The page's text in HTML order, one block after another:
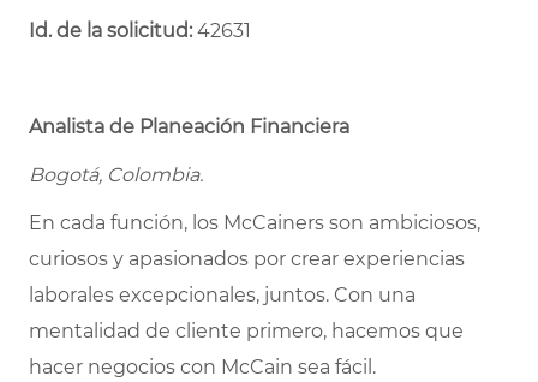
Id. de la solicitud:42631
Analista de Planeación Financiera
Bogotá, Colombia.
En cada función, los McCainers son ambiciosos,
curiosos y apasionados por crear experiencias
laborales excepcionales, juntos. Con una
mentalidad de cliente primero, hacemos que
hacer negocios con McCain sea fácil.